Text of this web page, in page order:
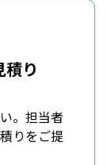
り
。担当者
りをご提